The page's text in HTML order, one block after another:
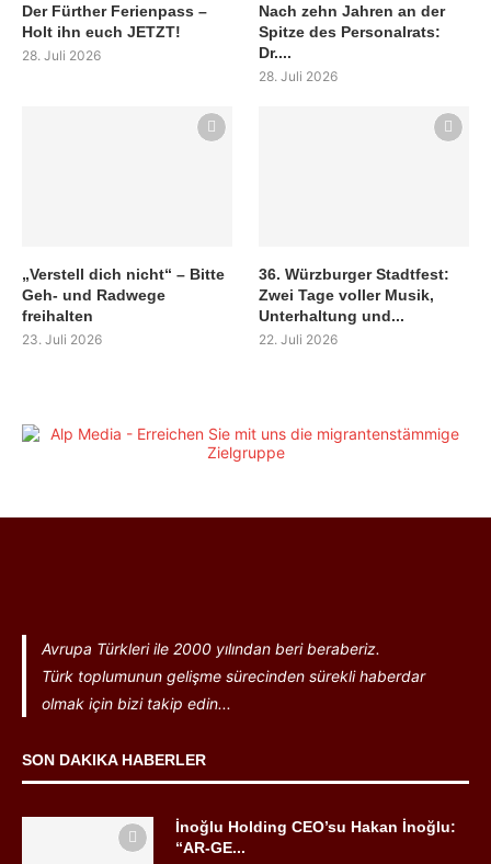
Der Fürther Ferienpass –
Holt ihn euch JETZT!
28. Juli 2026
Nach zehn Jahren an der
Spitze des Personalrats:
Dr....
28. Juli 2026
„Verstell dich nicht“ – Bitte
Geh- und Radwege
freihalten
23. Juli 2026
36. Würzburger Stadtfest:
Zwei Tage voller Musik,
Unterhaltung und...
22. Juli 2026
Avrupa Türkleri ile 2000 yılından beri beraberiz.
Türk toplumunun gelişme sürecinden sürekli haberdar
olmak için bizi takip edin...
SON DAKIKA HABERLER
İnoğlu Holding CEO’su Hakan İnoğlu:
“AR-GE...